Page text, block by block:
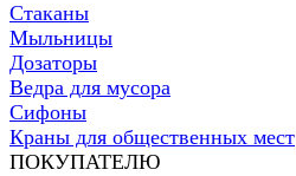
Стаканы
Мыльницы
Дозаторы
Ведра для мусора
Сифоны
Краны для общественных мест
ПОКУПАТЕЛЮ